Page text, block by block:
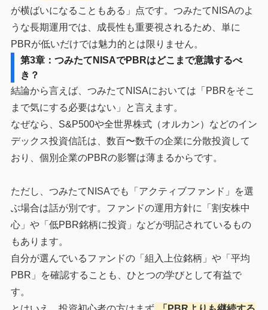
が横ばいになることもある」点です。つみたてNISAのよ
うな長期運用では、成長性も重要視されるため、単に
PBRが低いだけでは魅力的とは限りません。
第3章：つみたてNISAでPBRはどこまで意識するべ
き？
結論から言えば、つみたてNISAにおいては「PBRをそこ
まで気にする必要はない」と言えます。
なぜなら、S&P500や全世界株式（オルカン）などのイン
デックス投資信託は、数百〜数千の企業に分散投資して
おり、個別企業のPBRの影響は薄まるからです。
ただし、つみたてNISAでも「アクティブファンド」を選
ぶ場合は話が別です。ファンドの運用方針に「割安株中
心」や「低PBR銘柄に投資」などが明記されているもの
もあります。
自分が選んでいるファンドの「組入上位銘柄」や「平均
PBR」を確認することも、ひとつの学びとして有益で
す。